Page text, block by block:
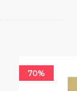
70%